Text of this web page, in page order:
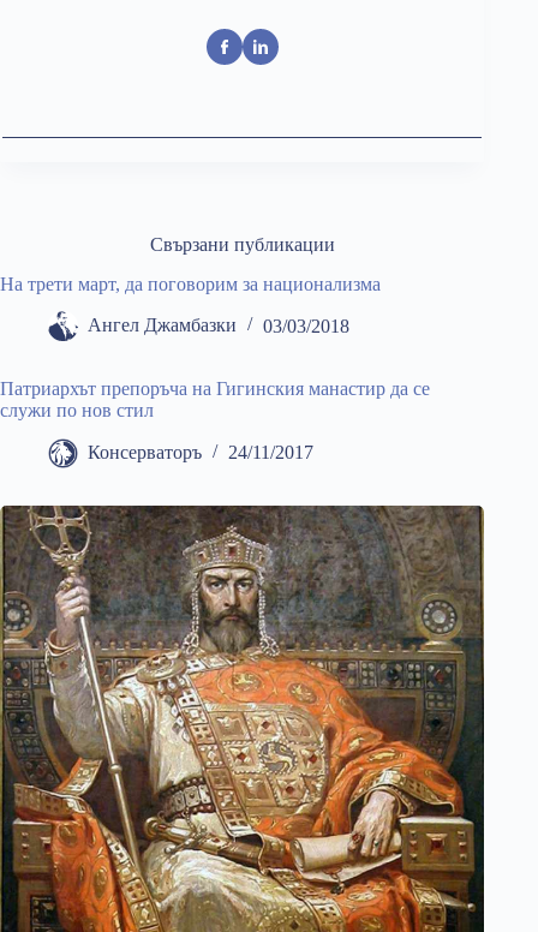
Свързани публикации
На трети март, да поговорим за национализма
Ангел Джамбазки 03/03/2018
Патриархът препоръча на Гигинския манастир да се
служи по нов стил
Консерваторъ 24/11/2017